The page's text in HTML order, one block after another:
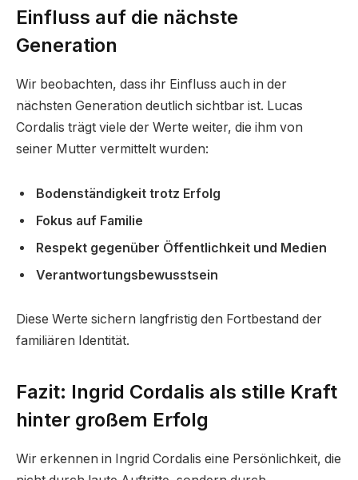
Einfluss auf die nächste
Generation
Wir beobachten, dass ihr Einfluss auch in der
nächsten Generation deutlich sichtbar ist. Lucas
Cordalis trägt viele der Werte weiter, die ihm von
seiner Mutter vermittelt wurden:
Bodenständigkeit trotz Erfolg
Fokus auf Familie
Respekt gegenüber Öffentlichkeit und Medien
Verantwortungsbewusstsein
Diese Werte sichern langfristig den Fortbestand der
familiären Identität.
Fazit: Ingrid Cordalis als stille Kraft
hinter großem Erfolg
Wir erkennen in Ingrid Cordalis eine Persönlichkeit, die